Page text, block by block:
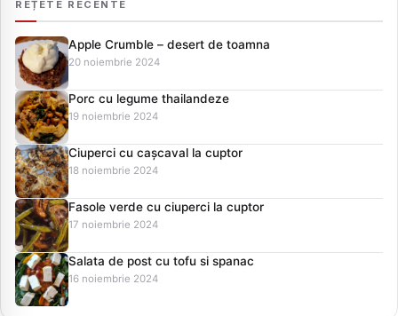
REȚETE RECENTE
Apple Crumble – desert de toamna
20 noiembrie 2024
Porc cu legume thailandeze
19 noiembrie 2024
Ciuperci cu cașcaval la cuptor
18 noiembrie 2024
Fasole verde cu ciuperci la cuptor
17 noiembrie 2024
Salata de post cu tofu si spanac
16 noiembrie 2024